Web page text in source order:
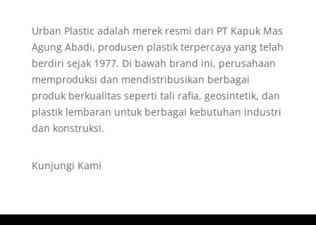
Urban Plastic adalah merek resmi dari PT Kapuk Mas
Agung Abadi, produsen plastik terpercaya yang telah
berdiri sejak 1977. Di bawah brand ini, perusahaan
memproduksi dan mendistribusikan berbagai
produk berkualitas seperti tali rafia, geosintetik, dan
plastik lembaran untuk berbagai kebutuhan industri
dan konstruksi.
Kunjungi Kami